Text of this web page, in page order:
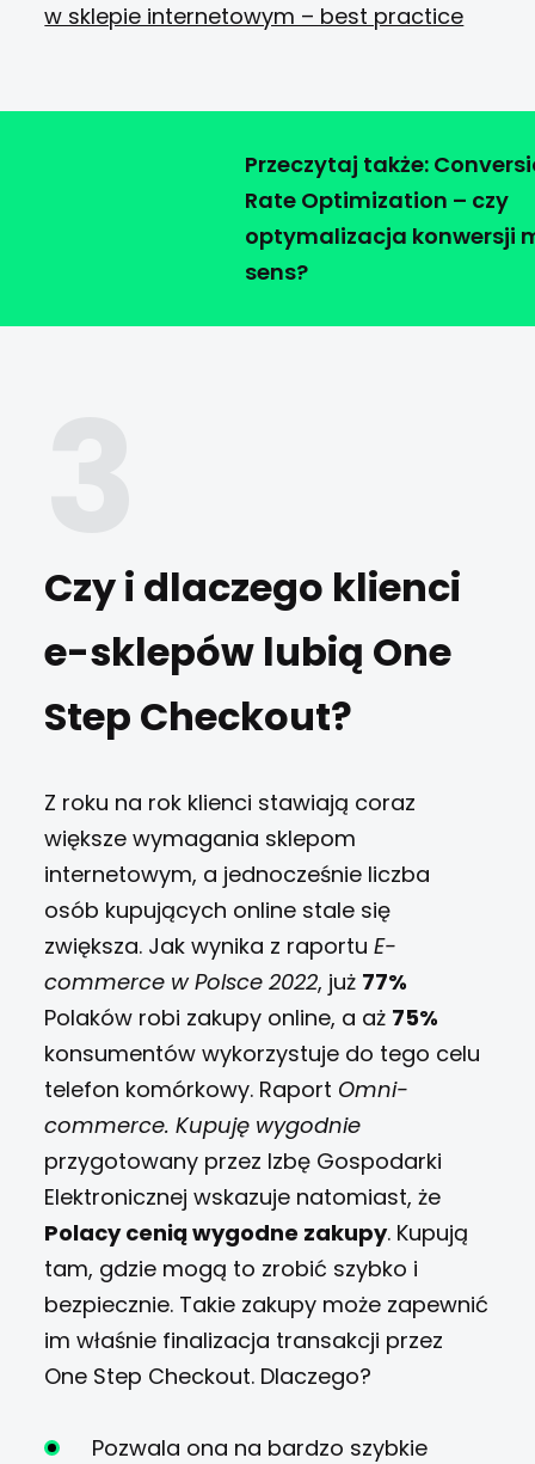
w sklepie internetowym – best practice
Przeczytaj także:
Rate Optimization – czy
optymalizacja konwersji
sens?
Czy i dlaczego klienci
e-sklepów lubią One
Step Checkout?
Z roku na rok klienci stawiają coraz
większe wymagania sklepom
internetowym, a jednocześnie liczba
osób kupujących online stale się
zwiększa. Jak wynika z raportuE-
commerce w Polsce 2022, już 77%
Polaków robi zakupy online, a aż 75%
konsumentów wykorzystuje do tego celu
telefon komórkowy. Raport Omni-
commerce. Kupuję wygodnie
przygotowany przez Izbę Gospodarki
Elektronicznej wskazuje natomiast, że
Polacy cenią wygodne zakupy. Kupują
tam, gdzie mogą to zrobić szybko i
bezpiecznie. Takie zakupy może zapewnić
im właśnie finalizacja transakcji przez
One Step Checkout. Dlaczego?
Pozwala ona na bardzo szybkie